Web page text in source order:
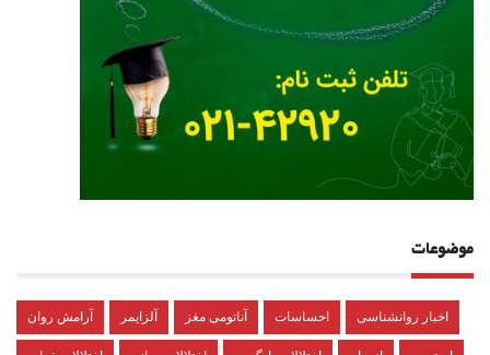
موضوعات
آرامش روان آلزایمر آناتومی مغز احساسات اخبار روانشناسی